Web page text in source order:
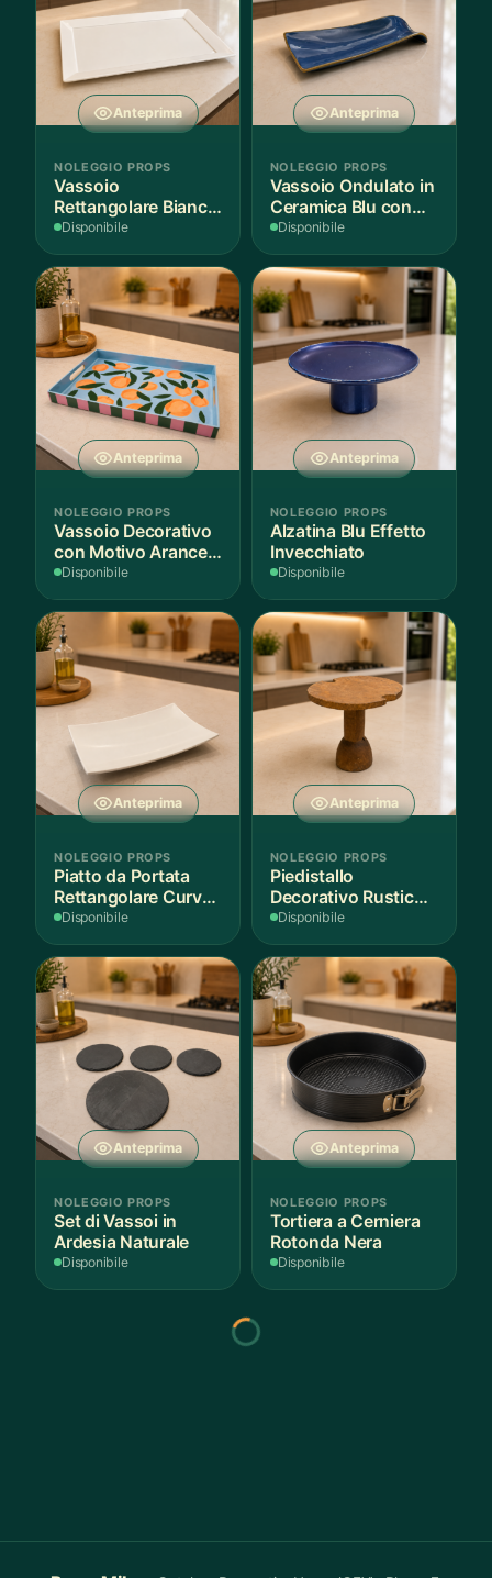
Anteprima
NOLEGGIO PROPS
Vassoio
Rettangolare Bianco
per Scenografie
Disponibile
Anteprima
NOLEGGIO PROPS
Vassoio Ondulato in
Ceramica Blu con
Bordo Dorato
Disponibile
Anteprima
NOLEGGIO PROPS
Vassoio Decorativo
con Motivo Arance e
Foglie
Disponibile
Anteprima
NOLEGGIO PROPS
Alzatina Blu Effetto
Invecchiato
Disponibile
Anteprima
NOLEGGIO PROPS
Piatto da Portata
Rettangolare Curvo
Bianco
Disponibile
Anteprima
NOLEGGIO PROPS
Piedistallo
Decorativo Rustico
in Legno
Disponibile
Anteprima
NOLEGGIO PROPS
Set di Vassoi in
Ardesia Naturale
Disponibile
Anteprima
NOLEGGIO PROPS
Tortiera a Cerniera
Rotonda Nera
Disponibile
NOLEGGIO PROPS NOLEGGIO PROPS